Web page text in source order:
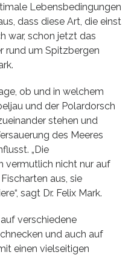
Lebensbedingungen
dass diese Art, die einst
war, schon jetzt das
rund um Spitzbergen
ob und in welchem
und der Polardorsch
stehen und
des Meeres
„Die
vermutlich nicht nur auf
aus, sie
sagt Dr. Felix Mark.
verschiedene
und auch auf
einen vielseitigen